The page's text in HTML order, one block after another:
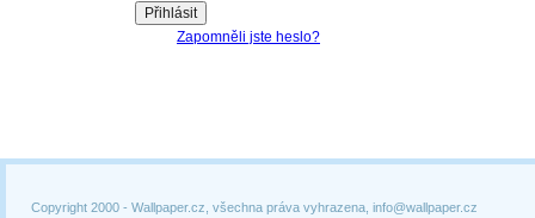
Copyright 2000 - Wallpaper.cz, všechna práva vyhrazena, info@wallpaper.cz